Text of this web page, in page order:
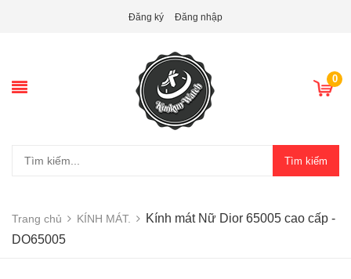
Đăng ký Đăng nhập
0
Tìm kiếm
Trang chủ KÍNH MÁT.
Kính mát Nữ Dior 65005 cao cấp -
DO65005